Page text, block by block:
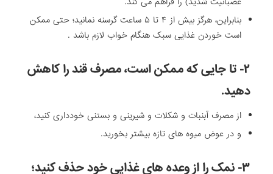
بنابراین، هرگز بیش از ۴ تا ۵ ساعت گرسنه نمانید؛ حتی ممکن
است خوردن غذایی سبک هنگام خواب لازم باشد .
۲- تا جایی که ممکن است، مصرف قند را کاهش
دهید.
از مصرف آبنبات و شکلات و شیرینی و بستنی خودداری کنید،
و در عوض میوه های تازه بیشتر بخورید.
۳- نمک را از وعده های غذایی خود حذف کنید؛